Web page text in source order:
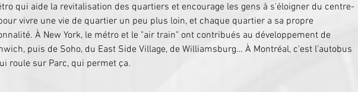
qui aide la revitalisation des quartiers et encourage les gens à s'éloigner du centre-
vivre une vie de quartier un peu plus loin, et chaque quartier a sa propre
À New York, le métro et le "air train" ont contribués au développement de
puis de Soho, du East Side Village, de Williamsburg… À Montréal, c'est l'autobus
roule sur Parc, qui permet ça.